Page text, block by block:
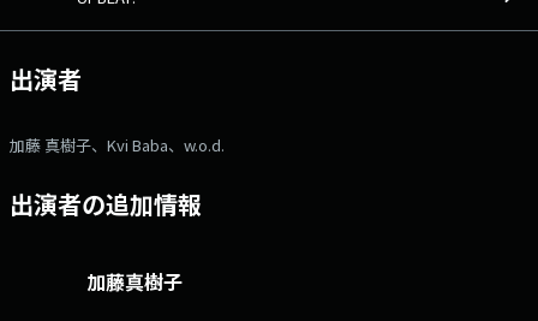
ン」 からどれかおひとつを選んでください♪ 応募には今繋がる電話
番号をお忘れなく！ (応募は11時から受け付けています！) 【まんぷ
そう！」という あなたの心をまんぷくにしてくれる曲のリクエストお待
ちしてます♪ ▼13時台 【叶いやすいようび】 こうなりたい！こ
& 願掛けの場所に使ってもらおう！というコーナー♪ 今日は、リスナ
チラ ⇒twitterハッシュタグは「#fm802」 ⇒twitterアカウントは
「@fm802_pr」 ⇒facebookページはコチラ
出演者
加藤 真樹子、Kvi Baba、w.o.d.
出演者の追加情報
加藤真樹子